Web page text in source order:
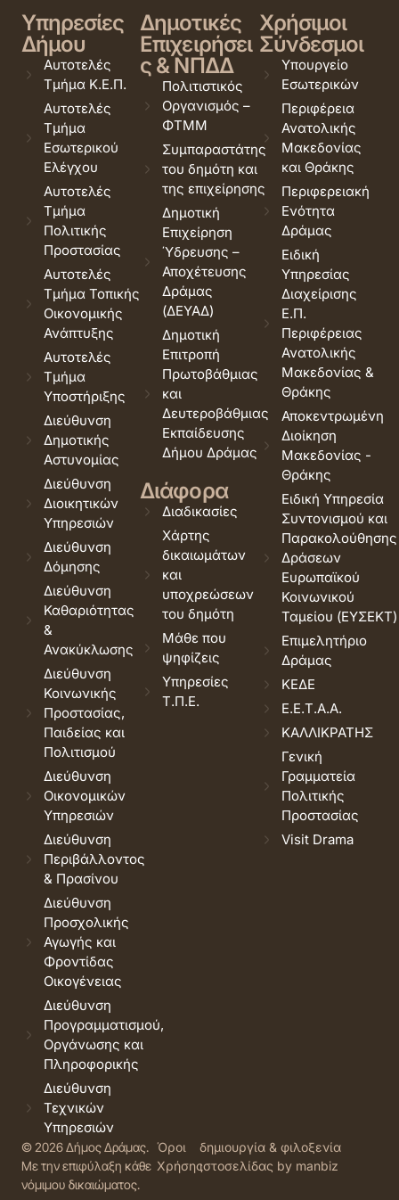
Υπηρεσίες
Δήμου
Αυτοτελές
Τμήμα Κ.Ε.Π.
Αυτοτελές
Τμήμα
Εσωτερικού
Ελέγχου
Αυτοτελές
Τμήμα
Πολιτικής
Προστασίας
Αυτοτελές
Τμήμα Τοπικής
Οικονομικής
Ανάπτυξης
Αυτοτελές
Τμήμα
Υποστήριξης
Διεύθυνση
Δημοτικής
Αστυνομίας
Διεύθυνση
Διοικητικών
Υπηρεσιών
Διεύθυνση
Δόμησης
Διεύθυνση
Καθαριότητας
&
Ανακύκλωσης
Διεύθυνση
Κοινωνικής
Προστασίας,
Παιδείας και
Πολιτισμού
Διεύθυνση
Οικονομικών
Υπηρεσιών
Διεύθυνση
Περιβάλλοντος
& Πρασίνου
Διεύθυνση
Προσχολικής
Αγωγής και
Φροντίδας
Οικογένειας
Διεύθυνση
Προγραμματισμού,
Οργάνωσης και
Πληροφορικής
Διεύθυνση
Τεχνικών
Υπηρεσιών
Δημοτικές
Επιχειρήσει
ς & ΝΠΔΔ
Πολιτιστικός
Οργανισμός –
ΦΤΜΜ
Συμπαραστάτης
του δημότη και
της επιχείρησης
Δημοτική
Επιχείρηση
Ύδρευσης –
Αποχέτευσης
Δράμας
(ΔΕΥΑΔ)
Δημοτική
Επιτροπή
Πρωτοβάθμιας
και
Δευτεροβάθμιας
Εκπαίδευσης
Δήμου Δράμας
Διάφορα
Διαδικασίες
Χάρτης
δικαιωμάτων
και
υποχρεώσεων
του δημότη
Μάθε που
ψηφίζεις
Υπηρεσίες
Τ.Π.Ε.
Χρήσιμοι
Σύνδεσμοι
Υπουργείο
Εσωτερικών
Περιφέρεια
Ανατολικής
Μακεδονίας
και Θράκης
Περιφερειακή
Ενότητα
Δράμας
Ειδική
Υπηρεσίας
Διαχείρισης
Ε.Π.
Περιφέρειας
Ανατολικής
Μακεδονίας &
Θράκης
Αποκεντρωμένη
Διοίκηση
Μακεδονίας -
Θράκης
Ειδική Υπηρεσία
Συντονισμού και
Παρακολούθησης
Δράσεων
Ευρωπαϊκού
Κοινωνικού
Ταμείου (ΕΥΣΕΚΤ)
Επιμελητήριο
Δράμας
ΚΕΔΕ
Ε.Ε.Τ.Α.Α.
ΚΑΛΛΙΚΡΑΤΗΣ
Γενική
Γραμματεία
Πολιτικής
Προστασίας
Visit Drama
© 2026 Δήμος Δράμας.
Με την επιφύλαξη κάθε
νόμιμου δικαιώματος.
Όροι
Χρήσης
δημιουργία & φιλοξενία
ιστοσελίδας by manbiz